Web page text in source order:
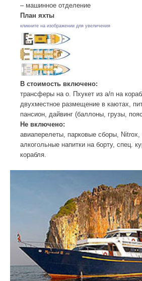
– машинное отделение
План яхты
кликните на изображении для увеличения
В стоимость включено:
трансферы на о. Пхукет из а/п на
двухместное размещение в каютах,
пансион, дайвинг (баллоны, грузы,
Не включено:
авиаперелеты, парковые сборы,
алкогольные напитки на борту, спец.
корабля.